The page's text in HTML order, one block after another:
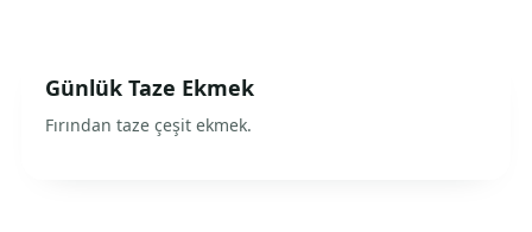
Günlük Taze Ekmek
Fırından taze çeşit ekmek.